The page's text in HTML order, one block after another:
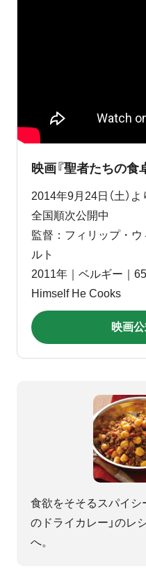
映画『聖者たちの食
2014年9月24日（土）
全国順次公開中
監督：フィリップ・
ルト
2011年｜ベルギー｜
Himself He Cooks
映画
食欲をそそるスパイシ
のドライカレー」のレ
へ。